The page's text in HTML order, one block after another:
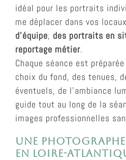
idéal pour les portraits
me déplacer dans vos
d’équipe, des portraits en
reportage métier.
Chaque séance est
choix du fond, des tenues,
éventuels, de l’ambiance
guide tout au long de la
images professionnelles
Une
en Loire-